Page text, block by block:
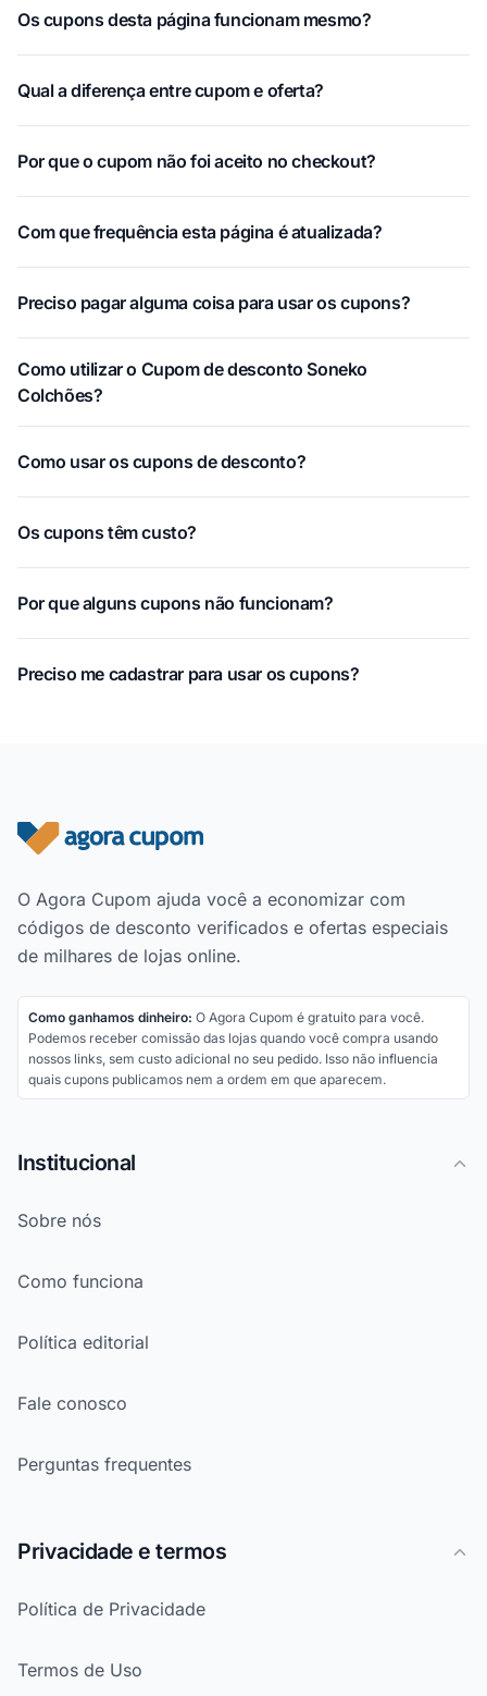
Os cupons desta página funcionam mesmo?
Qual a diferença entre cupom e oferta?
Por que o cupom não foi aceito no checkout?
Com que frequência esta página é atualizada?
Preciso pagar alguma coisa para usar os cupons?
Como utilizar o Cupom de desconto Soneko
Colchões?
Como usar os cupons de desconto?
Os cupons têm custo?
Por que alguns cupons não funcionam?
Preciso me cadastrar para usar os cupons?
Rodapé do site
O Agora Cupom ajuda você a economizar com
códigos de desconto verificados e ofertas especiais
de milhares de lojas online.
Como ganhamos dinheiro: O Agora Cupom é gratuito para você.
Podemos receber comissão das lojas quando você compra usando
nossos links, sem custo adicional no seu pedido. Isso não influencia
quais cupons publicamos nem a ordem em que aparecem.
Institucional
Sobre nós
Como funciona
Política editorial
Fale conosco
Perguntas frequentes
Privacidade e termos
Política de Privacidade
Termos de Uso